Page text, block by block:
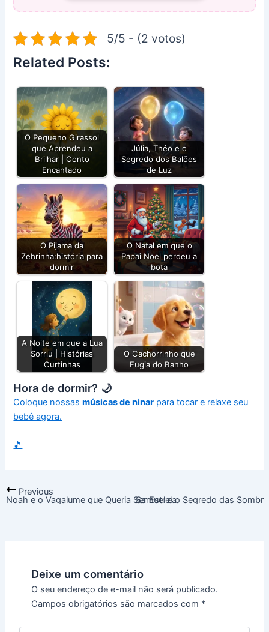
5/5 - (2 votos)
Related Posts:
O Pequeno Girassol
que Aprendeu a
Brilhar | Conto
Encantado
Júlia, Théo e o
Segredo dos Balões
de Luz
O Pijama da
Zebrinha:história para
dormir
O Natal em que o
Papai Noel perdeu a
bota
A Noite em que a Lua
Sorriu | Histórias
Curtinhas
O Cachorrinho que
Fugia do Banho
Hora de dormir? 🌙
Coloque nossasmúsicas de ninar para tocar e relaxe seu
bebê agora.
🎵
Previous
Noah e o Vagalume que Queria Ser EstrelaSamuel e o Segredo das
Deixe um comentário
O seu endereço de e-mail não será publicado.
Campos obrigatórios são marcados com *